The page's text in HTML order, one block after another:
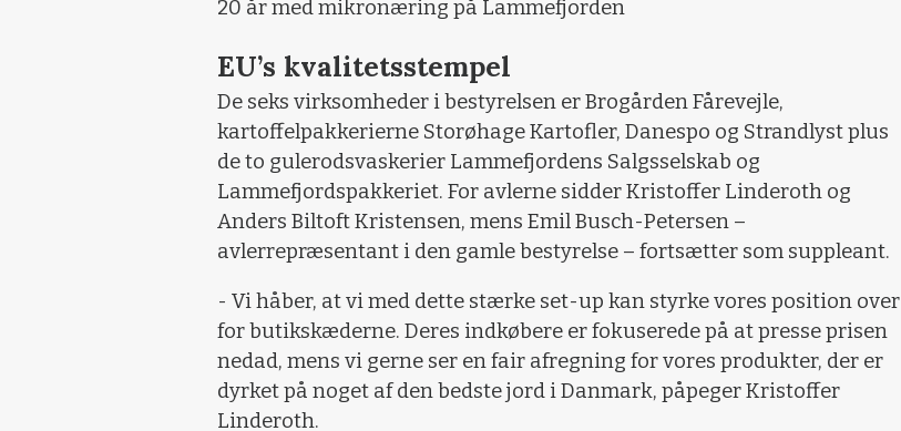
20 år med mikronæring på Lammefjorden
EU’s kvalitetsstempel
De seks virksomheder i bestyrelsen er Brogården Fårevejle,
kartoffelpakkerierne Storøhage Kartofler, Danespo og Strandlyst plus
de to gulerodsvaskerier Lammefjordens Salgsselskab og
Lammefjordspakkeriet. For avlerne sidder Kristoffer Linderoth og
Anders Biltoft Kristensen, mens Emil Busch-Petersen –
avlerrepræsentant i den gamle bestyrelse – fortsætter som suppleant.
- Vi håber, at vi med dette stærke set-up kan styrke vores position over
for butikskæderne. Deres indkøbere er fokuserede på at presse prisen
nedad, mens vi gerne ser en fair afregning for vores produkter, der er
dyrket på noget af den bedste jord i Danmark, påpeger Kristoffer
Linderoth.